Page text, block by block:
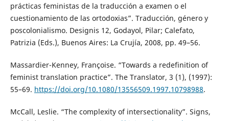
prácticas feministas de la traducción a examen o el
cuestionamiento de las ortodoxias”. Traducción, género y
poscolonialismo. Designis 12, Godayol, Pilar; Calefato,
Patrizia (Eds.), Buenos Aires: La Crujía, 2008, pp. 49–56.
Massardier-Kenney, Françoise. “Towards a redefinition of
feminist translation practice”. The Translator, 3 (1), (1997):
55–69. https://doi.org/10.1080/13556509.1997.10798988.
McCall, Leslie. “The complexity of intersectionality”. Signs,